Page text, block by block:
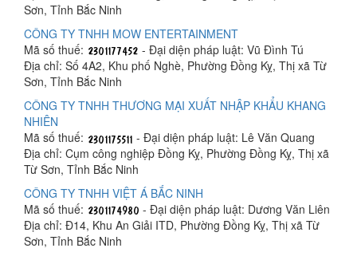
Sơn, Tỉnh Bắc Ninh
CÔNG TY TNHH MOW ENTERTAINMENT
Mã số thuế:
- Đại diện pháp luật: Vũ Đình Tú
Địa chỉ: Số 4A2, Khu phố Nghè, Phường Đồng Kỵ, Thị xã Từ
Sơn, Tỉnh Bắc Ninh
CÔNG TY TNHH THƯƠNG MẠI XUẤT NHẬP KHẨU KHANG
NHIÊN
Mã số thuế:
- Đại diện pháp luật: Lê Văn Quang
Địa chỉ: Cụm công nghiệp Đồng Kỵ, Phường Đồng Kỵ, Thị xã
Từ Sơn, Tỉnh Bắc Ninh
CÔNG TY TNHH VIỆT Á BẮC NINH
Mã số thuế:
- Đại diện pháp luật: Dương Văn Liên
Địa chỉ: Đ14, Khu An Giải ITD, Phường Đồng Kỵ, Thị xã Từ
Sơn, Tỉnh Bắc Ninh